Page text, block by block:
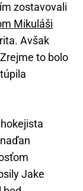
zostavovali
Mikuláši
Avšak
to bolo
Jake